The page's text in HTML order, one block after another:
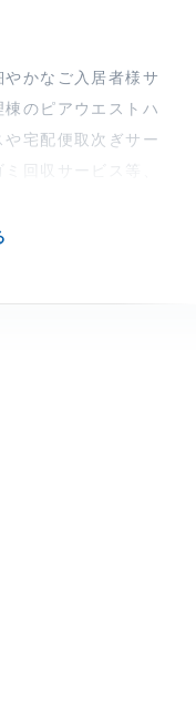
かなご入居者様サ
のピアウエストハ
宅配便取次ぎサー
回収サービス等、
を演出します。
ニー、 一部フロー